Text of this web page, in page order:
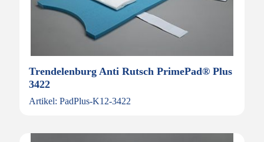
Trendelenburg Anti Rutsch PrimePad® Plus
3422
Artikel: PadPlus-K12-3422